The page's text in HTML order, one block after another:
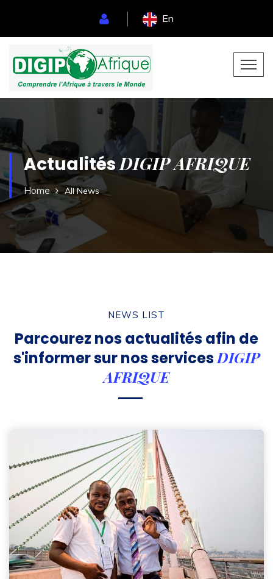
En
ActualitésDIGIP AFRIQUE
Home All News
NEWS LIST
Parcourez nos actualités afin de
s'informersur nos servicesDIGIP
AFRIQUE